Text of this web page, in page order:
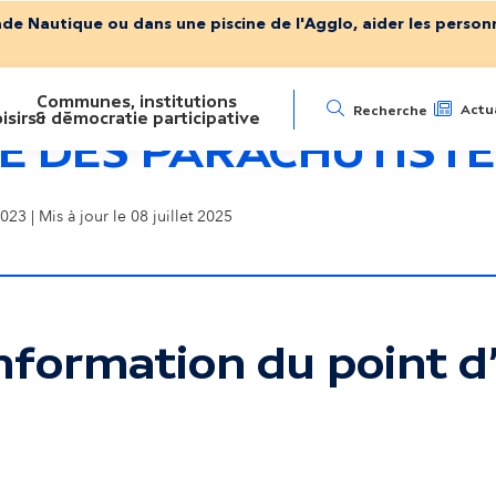
Nautique ou dans une piscine de l'Agglo, aider les
Communes, institutions
& démocratie participative
N
a
g
Recherche
DES
| Mis à jour le 08 juillet 2025
du point